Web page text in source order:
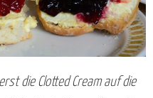
die Clotted Cream auf die